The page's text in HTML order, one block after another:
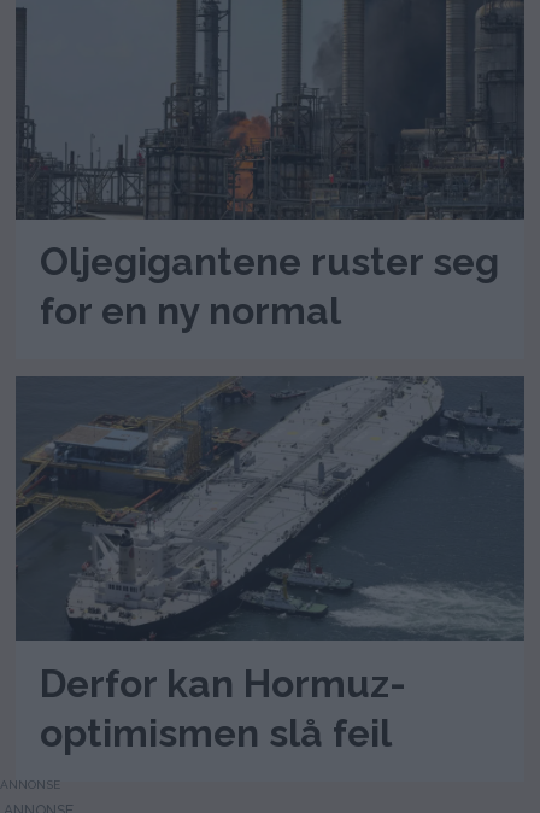
Oljegigantene ruster seg
for en ny normal
Derfor kan Hormuz-
optimismen slå feil
ANNONSE